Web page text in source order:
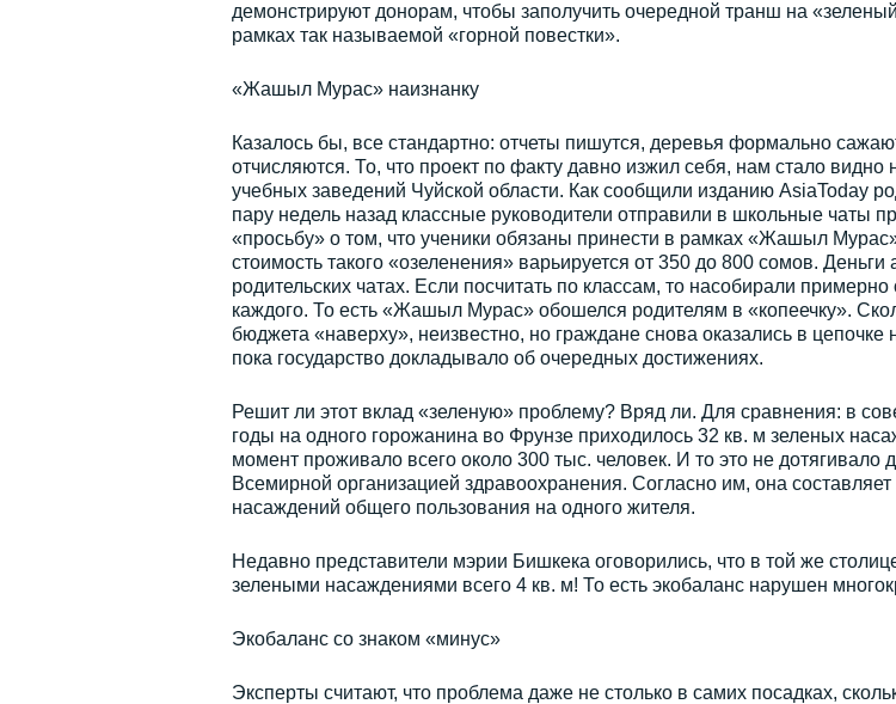
демонстрируют донорам, чтобы заполучить очередной транш на
рамках так называемой «горной повестки».
«Жашыл Мурас» наизнанку
Казалось бы, все стандартно: отчеты пишутся, деревья формально
отчисляются. То, что проект по факту давно изжил себя, нам стало видно
учебных заведений Чуйской области. Как сообщили изданию AsiaToday
пару недель назад классные руководители отправили в школьные чаты
«просьбу» о том, что ученики обязаны принести в рамках «Жашыл
стоимость такого «озеленения» варьируется от 350 до 800 сомов. Деньги
родительских чатах. Если посчитать по классам, то насобирали примерно
каждого. То есть «Жашыл Мурас» обошелся родителям в «копеечку».
бюджета «наверху», неизвестно, но граждане снова оказались в цепочке
пока государство докладывало об очередных достижениях.
Решит ли этот вклад «зеленую» проблему? Вряд ли. Для сравнения: в
годы на одного горожанина во Фрунзе приходилось 32 кв. м зеленых
момент проживало всего около 300 тыс. человек. И то это не дотягивало
Всемирной организацией здравоохранения. Согласно им, она
насаждений общего пользования на одного жителя.
Недавно представители мэрии Бишкека оговорились, что в той же
зелеными насаждениями всего 4 кв. м! То есть экобаланс нарушен
Экобаланс со знаком «минус»
Эксперты считают, что проблема даже не столько в самих посадках,